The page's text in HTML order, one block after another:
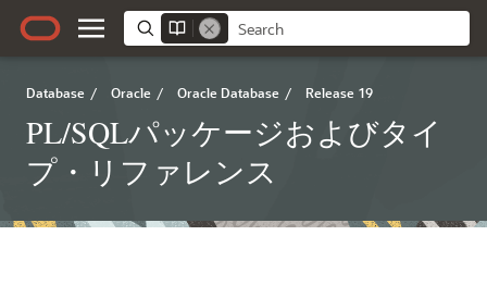
Database / Oracle / Oracle Database / Release 19
PL/SQLパッケージおよびタイ
プ・リファレンス